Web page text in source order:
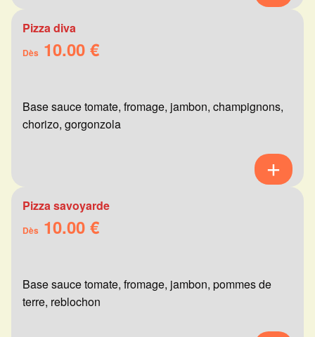
Pizza diva
Dès 10.00 €
Base sauce tomate, fromage, jambon, champignons,
chorizo, gorgonzola
Pizza savoyarde
Dès 10.00 €
Base sauce tomate, fromage, jambon, pommes de
terre, reblochon